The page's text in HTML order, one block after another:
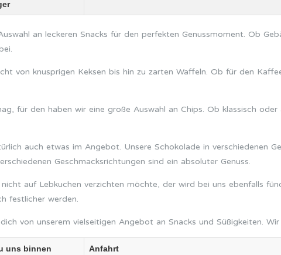
an leckeren Snacks für den perfekten Genussmoment. Ob
von knusprigen Keksen bis hin zu zarten Waffeln. Ob für den
für den haben wir eine große Auswahl an Chips. Ob klassisch
auch etwas im Angebot. Unsere Schokolade in verschiedenen
Geschmacksrichtungen sind ein absoluter Genuss.
auf Lebkuchen verzichten möchte, der wird bei uns ebenfalls
festlicher werden.
von unserem vielseitigen Angebot an Snacks und Süßigkeiten.
uns binnen
Anfahrt